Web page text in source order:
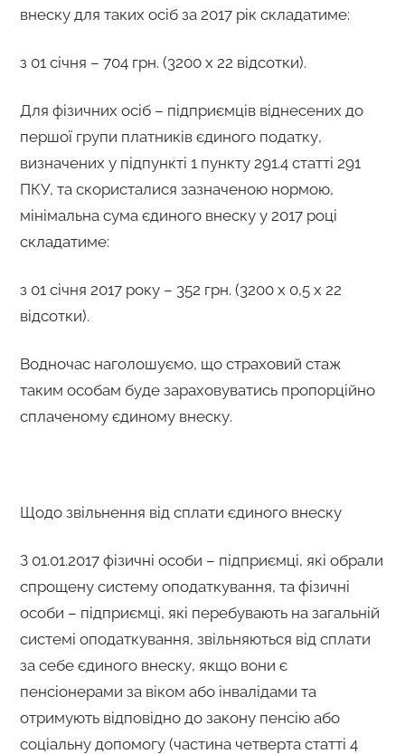
внеску для таких осіб за 2017 рік складатиме:
з 01 січня – 704 грн. (3200 х 22 відсотки).
Для фізичних осіб – підприємців віднесених до
першої групи платників єдиного податку,
визначених у підпункті 1 пункту 291.4 статті 291
ПКУ, та скористалися зазначеною нормою,
мінімальна сума єдиного внеску у 2017 році
складатиме:
з 01 січня 2017 року – 352 грн. (3200 х 0,5 х 22
відсотки).
Водночас наголошуємо, що страховий стаж
таким особам буде зараховуватись пропорційно
сплаченому єдиному внеску.
Щодо звільнення від сплати єдиного внеску
З 01.01.2017 фізичні особи – підприємці, які обрали
спрощену систему оподаткування, та фізичні
особи – підприємці, які перебувають на загальній
системі оподаткування, звільняються від сплати
за себе єдиного внеску, якщо вони є
пенсіонерами за віком або інвалідами та
отримують відповідно до закону пенсію або
соціальну допомогу (частина четверта статті 4